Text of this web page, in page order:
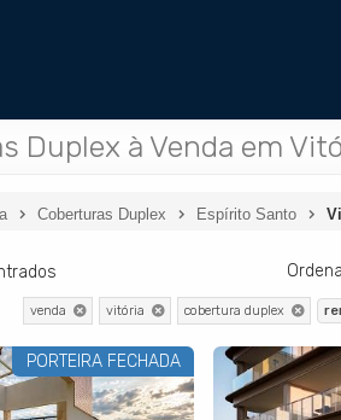
Duplex à Venda em
Coberturas Duplex Espírito Santo
venda vitória cobertura duplex
PORTEIRA FECHADA